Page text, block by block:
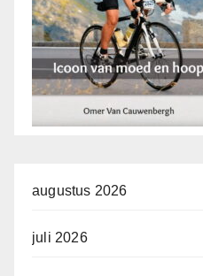
augustus 2026
juli 2026